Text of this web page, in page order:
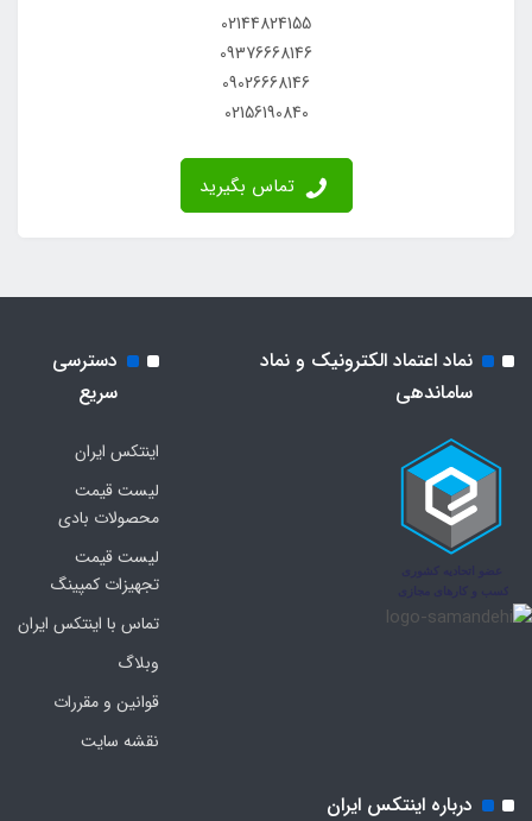
02144824155
09376668146
09026668146
02156190840
تماس بگیرید
نماد اعتماد الکترونیک و نماد
ساماندهی
دسترسی
سریع
اینتکس ایران
لیست قیمت
محصولات بادی
لیست قیمت
تجهیزات کمپینگ
تماس با اینتکس ایران
وبلاگ
قوانین و مقررات
نقشه سایت
درباره اینتکس ایران